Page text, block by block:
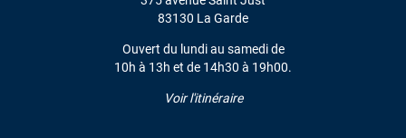
83130 La Garde
Ouvert du lundi au samedi de
10h à 13h et de 14h30 à 19h00.
Voir l'itinéraire
VOIR TOUS LES AVIS
LAISSER UN AVIS